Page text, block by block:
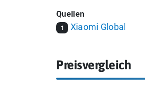
Quellen
1 Xiaomi Global
Preisvergleich